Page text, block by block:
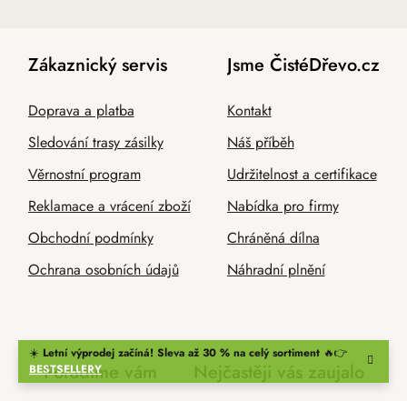
☀️ Letní výprodej začíná! Sleva až 30 % na celý sortiment 🔥👉
BESTSELLERY
Zákaznický servis
Doprava a platba
Sledování trasy zásilky
Věrnostní program
Reklamace a vrácení zboží
Obchodní podmínky
Ochrana osobních údajů
Jsme ČistéDřevo.cz
Kontakt
Náš příběh
Udržitelnost a certifikace
Nabídka pro firmy
Chráněná dílna
Náhradní plnění
Poradíme vám Nejčastěji vás zaujalo